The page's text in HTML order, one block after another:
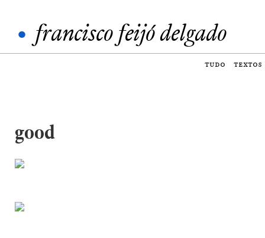
• francisco feijó delgado
tudo textos
good